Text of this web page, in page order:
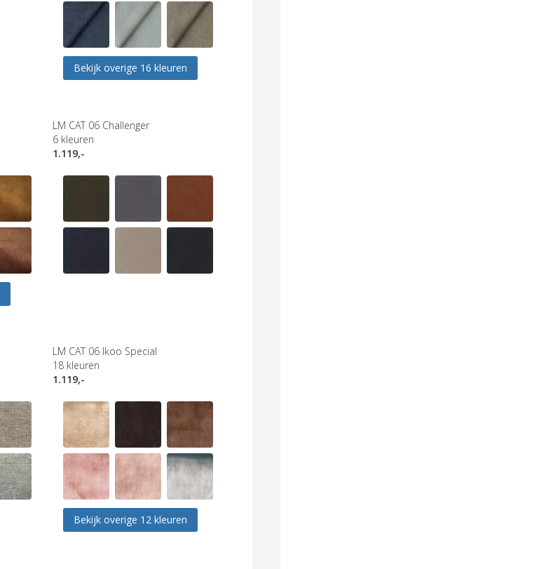
Bekijk overige 16 kleuren
LM CAT 06 Challenger
6 kleuren
1.119,-
LM CAT 06 Ikoo Special
18 kleuren
1.119,-
Bekijk overige 12 kleuren